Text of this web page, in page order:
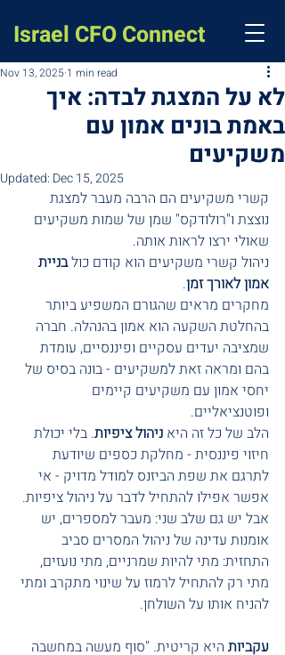
Israel CFO Connect
לא על המצגת לבדה: איך
באמת בונים אמון עם
משקיעים
Nov 13, 2025 1 min read
Updated: Dec 15, 2025
קשרי משקיעים הם הרבה מעבר למצגת
נוצצת ו"רולודקס" שמן של שמות משקיעים
שאולי ירצו לראות אותה.
ניהול קשרי משקיעים הוא קודם כול בניית
אמון לאורך זמן.
מחקרים מראים שהגורם המשפיע ביותר
בהחלטת השקעה הוא אמון בהנהלה. חברה
שמציבה יעדים עסקיים ופיננסיים, עומדת
בהם ומראה זאת למשקיעים - בונה בסיס של
יחסי אמון עם משקיעים קיימים
ופוטנציאליים.
הלב של כל זה היא ניהול ציפיות. בלי יכולת
חיזוי פיננסית - מחלקת כספים שיודעת
לתרגם את שפת הביזנס למודל מדויק - אי
אפשר אפילו להתחיל לדבר על ניהול ציפיות.
אבל יש גם שלב שני: מעבר למספרים, יש
אומנות עדינה של ניהול המסרים סביב
התחזית: מתי להיות שמרניים, מתי נועזים,
מתי רק להתחיל לרמוז על שינוי מתקרב ומתי
להניח אותו על השולחן.
עקביות היא קריטית. "סוף מעשה במחשבה